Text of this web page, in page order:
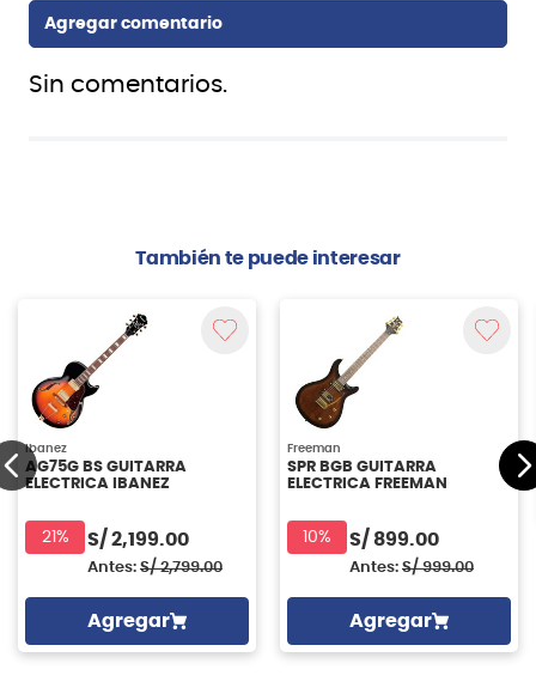
Sin comentarios.
También te puede interesar
Ibanez
AG75G BS GUITARRA
ELECTRICA IBANEZ
21% S/ 2,199.00
Antes: S/ 2,799.00
Agregar
Freeman
SPR BGB GUITARRA
ELECTRICA FREEMAN
10% S/ 899.00
Antes: S/ 999.00
Agregar